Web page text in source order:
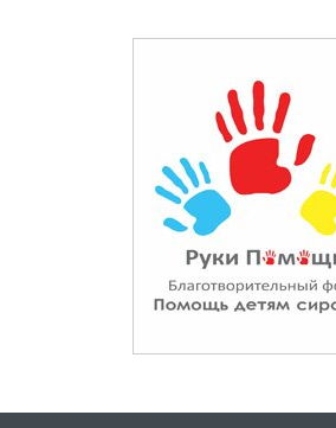
Краснозаводск
Кубинка
Лобня
Лыткарино
Люберцы
Малаховка
Можайск
Мытищи
Нахабино
Немчиновка
Ногинск
Одинцово
Подольск